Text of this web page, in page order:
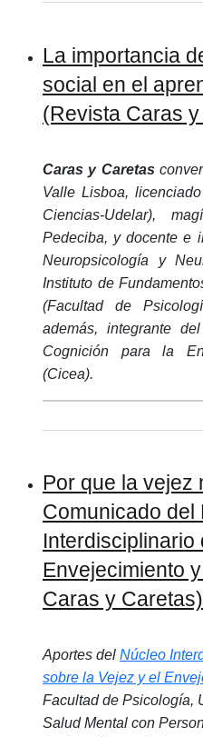
La importancia
social en el
(Revista Caras
Caras y Caretas
Valle Lisboa,
Ciencias-Udelar),
Pedeciba, y docente e
Neuropsicología y
Instituto de
(Facultad de
además, integrante
Cognición para la
(Cicea).
Por que la vejez
Comunicado del
Interdisciplinario
Envejecimiento
Caras y Caretas)
Aportes del Núcleo
sobre la Vejez y el
Facultad de Psicología,
Salud Mental con